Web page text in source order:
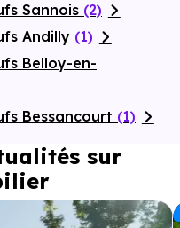
Sannois (2)
Andilly (1)
Belloy-en-
Bessancourt (1)
sur